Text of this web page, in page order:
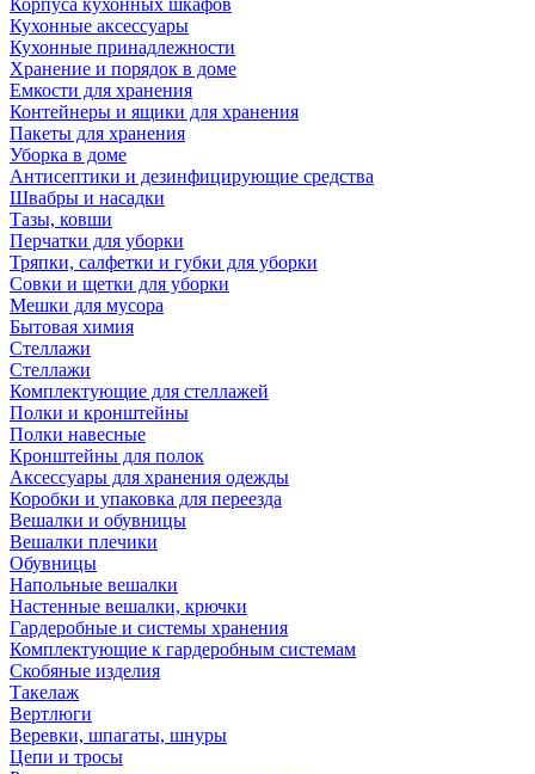
Корпуса кухонных шкафов
Кухонные аксессуары
Кухонные принадлежности
Хранение и порядок в доме
Емкости для хранения
Контейнеры и ящики для хранения
Пакеты для хранения
Уборка в доме
Антисептики и дезинфицирующие средства
Швабры и насадки
Тазы, ковши
Перчатки для уборки
Тряпки, салфетки и губки для уборки
Совки и щетки для уборки
Мешки для мусора
Бытовая химия
Стеллажи
Стеллажи
Комплектующие для стеллажей
Полки и кронштейны
Полки навесные
Кронштейны для полок
Аксессуары для хранения одежды
Коробки и упаковка для переезда
Вешалки и обувницы
Вешалки плечики
Обувницы
Напольные вешалки
Настенные вешалки, крючки
Гардеробные и системы хранения
Комплектующие к гардеробным системам
Скобяные изделия
Такелаж
Вертлюги
Веревки, шпагаты, шнуры
Цепи и тросы